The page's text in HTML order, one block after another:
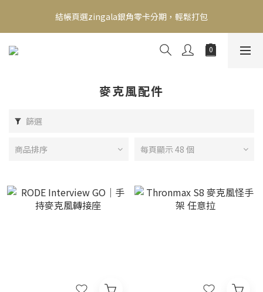
新會員送500！滿額最高回饋2000，刷卡最高12期零利率，馬上了
解👉
結帳頁選zingala銀角零卡分期，輕鬆打包
新會員送500！滿額最高回饋2000，刷卡最高12期零利率，馬上了
麥克風配件
篩選
商品排序 每頁顯示 48 個